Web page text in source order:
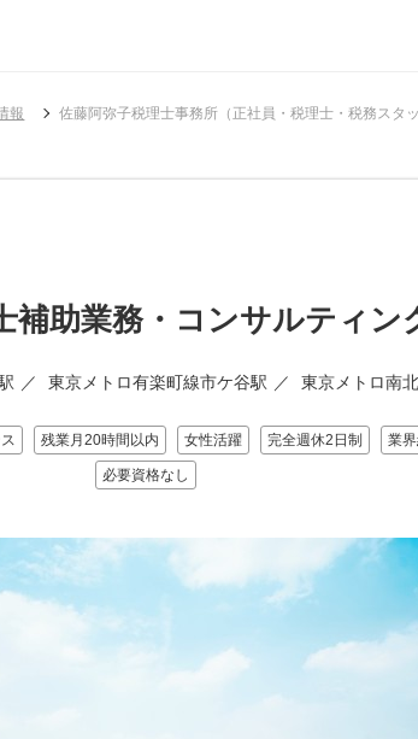
報 佐藤阿弥子税理士事務所（正社員・税理士・税務スタ
補助業務・コンサルティン
東京メトロ有楽町線市ケ谷駅 東京メトロ南
残業月20時間以内 女性活躍 完全週休2日制 業
必要資格なし